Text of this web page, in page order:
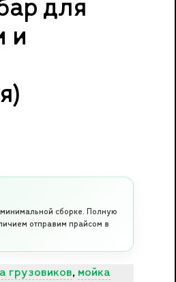
для
и
сборке. Полную
отправим прайсом в
грузовиков, мойка